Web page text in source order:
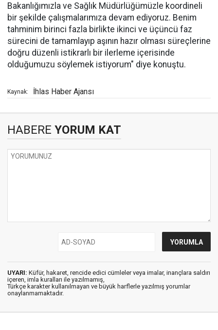
Bakanlığımızla ve Sağlık Müdürlüğümüzle koordineli
bir şekilde çalışmalarımıza devam ediyoruz. Benim
tahminim birinci fazla birlikte ikinci ve üçüncü faz
sürecini de tamamlayıp aşının hazır olması süreçlerine
doğru düzenli istikrarlı bir ilerleme içerisinde
olduğumuzu söylemek istiyorum" diye konuştu.
Kaynak: İhlas Haber Ajansı
HABERE YORUM KAT
UYARI: Küfür, hakaret, rencide edici cümleler veya imalar, inançlara saldırı
içeren, imla kuralları ile yazılmamış,
Türkçe karakter kullanılmayan ve büyük harflerle yazılmış yorumlar
onaylanmamaktadır.